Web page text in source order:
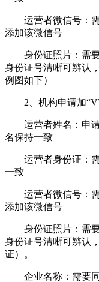
运营者微信号：
添加该微信号
身份证照片：需
身份证号清晰可辨认
例图如下）
2、机构申请加
运营者姓名：申
名保持一致
运营者身份证：
一致
运营者微信号：
添加该微信号
身份证照片：需
身份证号清晰可辨认
证）。
企业名称：需要